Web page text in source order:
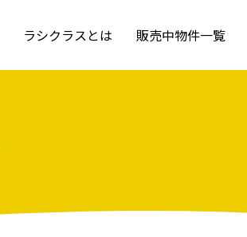
ラシクラスとは 販売中物件一覧